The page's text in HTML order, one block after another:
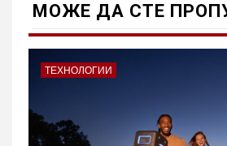
МОЖE ДА СТЕ
ТЕХНОЛОГИИ